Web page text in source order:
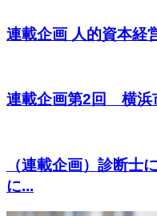
連載企画 人的資本経
連載企画第2回 横浜
（連載企画）診断士
に...